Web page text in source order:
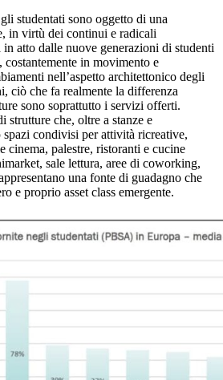
studentati sono oggetto di una
in virtù dei continui e radicali
atto dalle nuove generazioni di studenti
in movimento e
nell’aspetto architettonico degli
ciò che fa realmente la differenza
sono soprattutto i servizi offerti.
strutture che, oltre a stanze e
condivisi per attività ricreative,
cinema, palestre, ristoranti e cucine
sale lettura, aree di coworking,
una fonte di guadagno che
e proprio asset class emergente.